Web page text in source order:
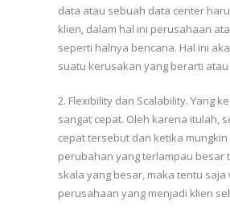
data atau sebuah data center
klien, dalam hal ini perusahaan
seperti halnya bencana. Hal ini
suatu kerusakan yang berarti atau
2. Flexibility dan Scalability. Yang
sangat cepat. Oleh karena itulah,
cepat tersebut dan ketika
perubahan yang terlampau besar
skala yang besar, maka tentu
perusahaan yang menjadi klien